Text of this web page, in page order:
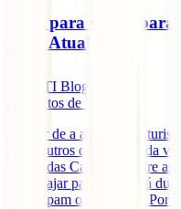
Visto para viajar para
Guia Atualizado
IATI Blog
minutos de leitura
Apesar de a abertura ao
que noutros destinos, cada
pérola das Caraíbas. Entre
para viajar para Cuba, há
preocupam os viajantes. Por